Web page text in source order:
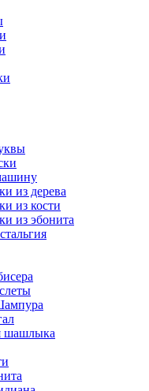
из дерева
из кости
из эбонита
шашлыка